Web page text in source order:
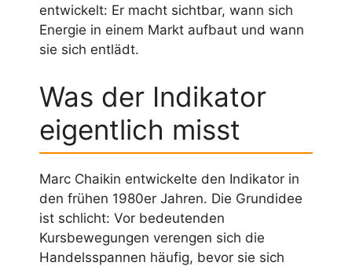
entwickelt: Er macht sichtbar, wann sich
Energie in einem Markt aufbaut und wann
sie sich entlädt.
Was der Indikator
eigentlich misst
Marc Chaikin entwickelte den Indikator in
den frühen 1980er Jahren. Die Grundidee
ist schlicht: Vor bedeutenden
Kursbewegungen verengen sich die
Handelsspannen häufig, bevor sie sich